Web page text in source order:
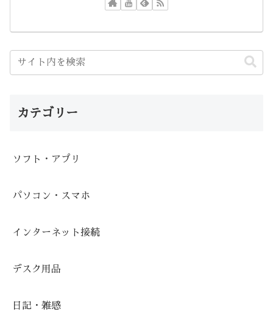
カテゴリー
ソフト・アプリ
パソコン・スマホ
インターネット接続
デスク用品
日記・雑感